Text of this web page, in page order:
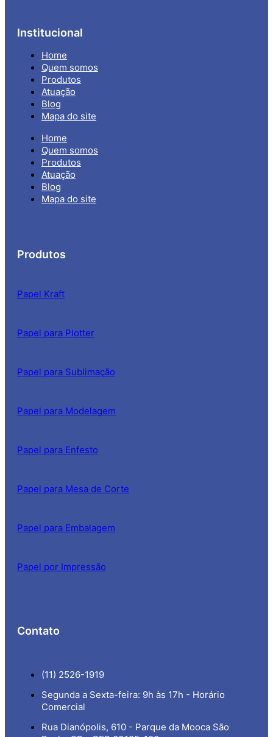
Institucional
Home
Quem somos
Produtos
Atuação
Blog
Mapa do site
Home
Quem somos
Produtos
Atuação
Blog
Mapa do site
Produtos
Papel Kraft
Papel para Plotter
Papel para Sublimação
Papel para Modelagem
Papel para Enfesto
Papel para Mesa de Corte
Papel para Embalagem
Papel por Impressão
Contato
(11) 2526-1919
Segunda a Sexta-feira: 9h às 17h - Horário
Comercial
Rua Dianópolis, 610 - Parque da Mooca São